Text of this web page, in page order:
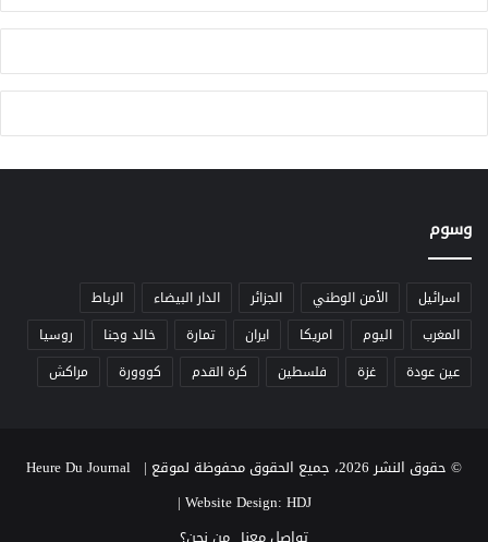
ي
ة
ي
و
ج
ه
ا
ع
ا
م
وسوم
اسرائيل الأمن الوطني الجزائر الدار البيضاء
الرباط
المغرب
اليوم امريكا ايران تمارة خالد وجنا
روسيا
عين عودة
غزة فلسطين كرة القدم كووورة مراكش
© حقوق النشر 2026، جميع الحقوق محفوظة لموقع Heure Du Journal |
Website Design: HDJ
|